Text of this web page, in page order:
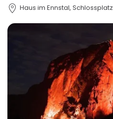
Haus im Ennstal, Schlossplatz